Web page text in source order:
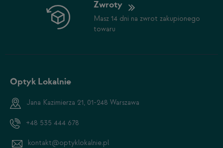
Zwroty
Masz 14 dni na zwrot zakupionego
towaru
Optyk Lokalnie
Jana Kazimierza 21, 01-248 Warszawa
+48 535 444 678
kontakt@optyklokalnie.pl